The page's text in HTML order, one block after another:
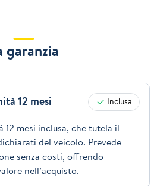
garanzia
12 mesi Inclusa
mesi inclusa, che tutela il
del veicolo. Prevede
senza costi, offrendo
nell’acquisto.